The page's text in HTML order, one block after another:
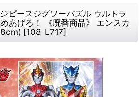
ースジグソーパズル ウルトラ
あげろ！ 《廃番商品》 エンスカ
[108-L717]